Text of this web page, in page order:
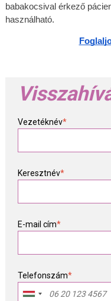
babakocsival érkező
használható.
Vezetéknév*
Keresztnév*
E-mail cím*
Telefonszám*